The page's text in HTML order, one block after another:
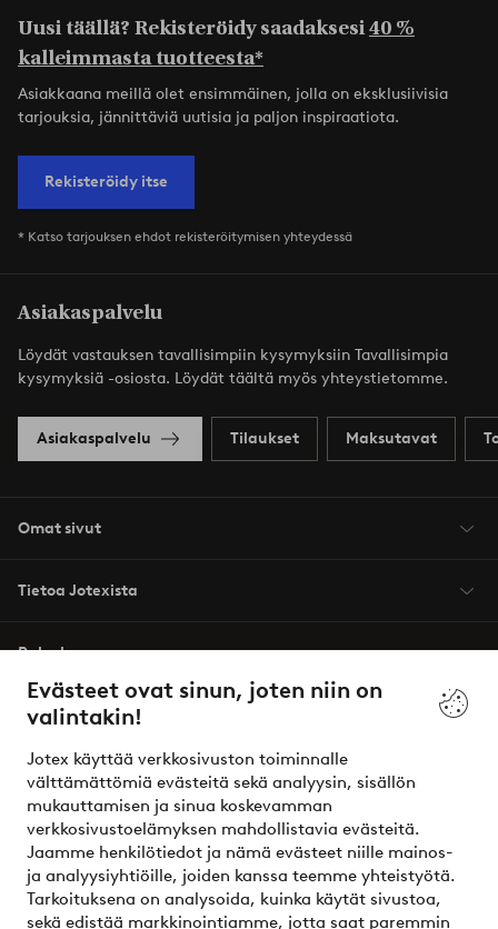
Evästeet ovat sinun, joten niin on
valintakin!
Jotex käyttää verkkosivuston toiminnalle
välttämättömiä evästeitä sekä analyysin, sisällön
mukauttamisen ja sinua koskevamman
verkkosivustoelämyksen mahdollistavia evästeitä.
Jaamme henkilötiedot ja nämä evästeet niille mainos-
ja analyysiyhtiöille, joiden kanssa teemme yhteistyötä.
Tarkoituksena on analysoida, kuinka käytät sivustoa,
sekä edistää markkinointiamme, jotta saat paremmin
Uusi täällä? Rekisteröidy saadaksesi40 %
kalleimmasta tuotteesta*
Asiakkaana meillä olet ensimmäinen, jolla on eksklusiivisia
tarjouksia, jännittäviä uutisia ja paljon inspiraatiota.
Rekisteröidy itse
* Katso tarjouksen ehdot rekisteröitymisen yhteydessä
Asiakaspalvelu
Löydät vastauksen tavallisimpiin kysymyksiin Tavallisimpia
kysymyksiä -osiosta. Löydät täältä myös yhteystietomme.
Asiakaspalvelu Tilaukset Maksutavat
Omat sivut
Tietoa Jotexista
Palvelumme
Ehdot
Ystävät
Turvalliset maksut – maksa nyt tai erissä
Haluatko tietää lisää maksuvaihtoehdoistamme?